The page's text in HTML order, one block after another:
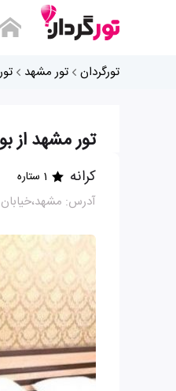
تورگردان تور مشهد
تور مشهد از
کرانه 1 ستاره
آدرس: مشهد،خیابان